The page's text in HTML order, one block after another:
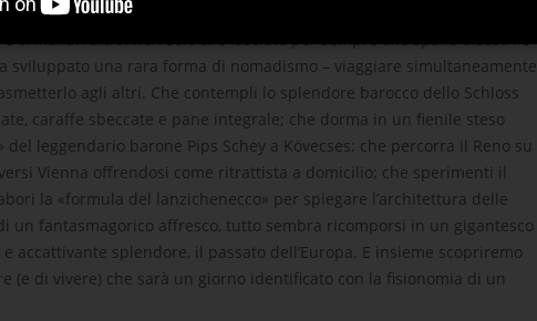
dal serpente e tormentata dal gong». Quando vi arriva, il 1°
è ormai un altro: non solo si è lasciato per sempre alle spalle disastri e
sviluppato una rara forma di nomadismo – viaggiare simultaneamente
agli altri. Che contempli lo splendore barocco dello Schloss
caraffe sbeccate e pane integrale; che dorma in un fienile steso
leggendario barone Pips Schey a Kövecses; che percorra il Reno su
Vienna offrendosi come ritrattista a domicilio; che sperimenti il
la «formula del lanzichenecco» per spiegare l’architettura delle
fantasmagorico affresco, tutto sembra ricomporsi in un gigantesco
accattivante splendore, il passato dell’Europa. E insieme scopriremo
di vivere) che sarà un giorno identificato con la fisionomia di un